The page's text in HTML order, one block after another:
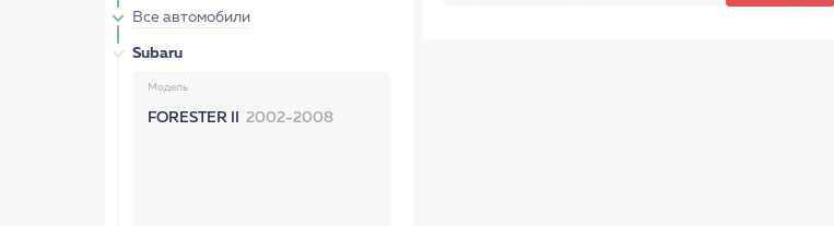
Все автомобили
Subaru
Модель
FORESTER II 2002-2008